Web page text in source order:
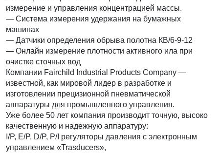
измерение и управления концентрацией массы.
— Система измерения удержания на бумажных
машинах
— Датчики определения обрыва полотна КВ/6-9-12
— Онлайн измерение плотности активного ила при
очистке сточных вод
Компании Fairchild Industrial Products Company —
известной, как мировой лидер в разработке и
изготовлении прецизионной пневматической
аппаратуры для промышленного управления.
Уже более 50 лет компания производит точную, высоко
качественную и надежную аппаратуру:
I/P, E/P, D/P, P/I регуляторы давления с электронным
управлением «Trasducers»,